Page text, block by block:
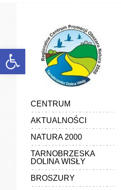
Otwórz pasek narzędzi
popularize
poster
quality
vender
CENTRUM
AKTUALNOŚCI
NATURA 2000
TARNOBRZESKA
DOLINA WISŁY
BROSZURY